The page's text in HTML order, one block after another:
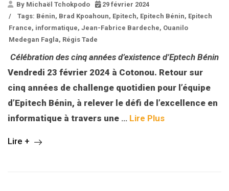
By Michaël Tchokpodo
29 février 2024
/
Tags: Bénin, Brad Kpoahoun, Epitech, Epitech Bénin, Epitech
France, informatique, Jean-Fabrice Bardeche, Ouanilo
Medegan Fagla, Régis Tade
Célébration des cinq années d’existence d’Eptech Bénin
Vendredi 23 février 2024 à Cotonou. Retour sur
cinq années de challenge quotidien pour l’équipe
d’Epitech Bénin, à relever le défi de l’excellence en
informatique à travers une … Lire Plus
Lire +